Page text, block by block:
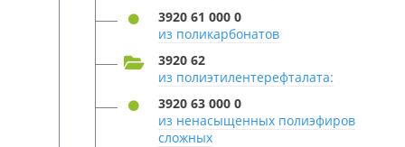
3920 61 000 0
из поликарбонатов
3920 62
из полиэтилентерефталата:
3920 63 000 0
из ненасыщенных полиэфиров
сложных